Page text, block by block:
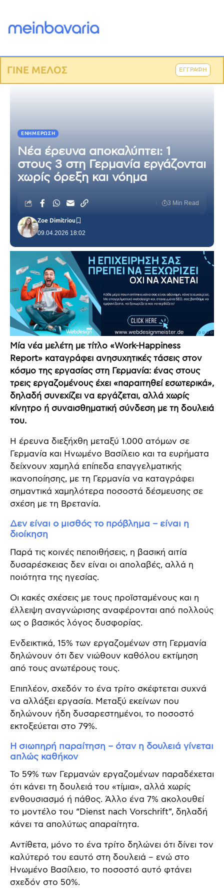
ΓΙΝΕ ΜΕΛΟΣ ΕΓΓΡΑΦΗ
ΕΝΗΜΈΡΩΣΗ
Νέα έρευνα αποκαλύπτει: 1
στους 3 στη Γερμανία εργάζονται
χωρίς όρεξη και νόημα
09.04.2026 18:02
Zoe Dimitriou
3 Min Read
Μία νέα μελέτη με τίτλο «Work-Happiness
Report» καταγράφει ανησυχητικές τάσεις στον
κόσμο της εργασίας στη Γερμανία: ένας στους
τρεις εργαζομένους έχει «παραιτηθεί εσωτερικά»,
δηλαδή συνεχίζει να εργάζεται, αλλά χωρίς
κίνητρο ή συναισθηματική σύνδεση με τη δουλειά
του.
Η έρευνα διεξήχθη μεταξύ 1.000 ατόμων σε
Γερμανία και Ηνωμένο Βασίλειο και τα ευρήματα
δείχνουν χαμηλά επίπεδα επαγγελματικής
ικανοποίησης, με τη Γερμανία να καταγράφει
σημαντικά χαμηλότερα ποσοστά δέσμευσης σε
σχέση με τη Βρετανία.
Δεν είναι ο μισθός το πρόβλημα – είναι η
διοίκηση
Παρά τις κοινές πεποιθήσεις, η βασική αιτία
δυσαρέσκειας δεν είναι οι απολαβές, αλλά η
ποιότητα της ηγεσίας.
Οι κακές σχέσεις με τους προϊσταμένους και η
έλλειψη αναγνώρισης αναφέρονται από πολλούς
ως ο βασικός λόγος δυσφορίας.
Ενδεικτικά, 15% των εργαζομένων στη Γερμανία
δηλώνουν ότι δεν νιώθουν καθόλου εκτίμηση
από τους ανωτέρους τους.
Επιπλέον, σχεδόν το ένα τρίτο σκέφτεται συχνά
να αλλάξει εργασία. Μεταξύ εκείνων που
δηλώνουν ήδη δυσαρεστημένοι, το ποσοστό
εκτοξεύεται στο 79%.
Η σιωπηρή παραίτηση – όταν η δουλειά γίνεται
απλώς καθήκον
Το 59% των Γερμανών εργαζομένων παραδέχεται
ότι κάνει τη δουλειά του «τίμια», αλλά χωρίς
ενθουσιασμό ή πάθος. Άλλο ένα 7% ακολουθεί
το μοντέλο του “Dienst nach Vorschrift”, δηλαδή
κάνει τα απολύτως απαραίτητα.
Αντίθετα, μόνο το ένα τρίτο δηλώνει ότι δίνει τον
καλύτερό του εαυτό στη δουλειά – ενώ στο
Ηνωμένο Βασίλειο, το ποσοστό αυτό φτάνει
σχεδόν στο 50%.